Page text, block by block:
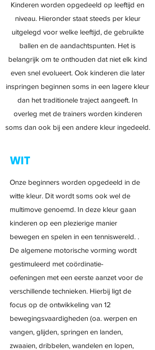
Kinderen worden opgedeeld op leeftijd en
niveau. Hieronder staat steeds per kleur
uitgelegd voor welke leeftijd, de gebruikte
ballen en de aandachtspunten. Het is
belangrijk om te onthouden dat niet elk kind
even snel evolueert. Ook kinderen die later
inspringen beginnen soms in een lagere kleur
dan het traditionele traject aangeeft. In
overleg met de trainers worden kinderen
soms dan ook bij een andere kleur ingedeeld.
WIT
Onze beginners worden opgedeeld in de
witte kleur. Dit wordt soms ook wel de
multimove genoemd. In deze kleur gaan
kinderen op een plezierige manier
bewegen en spelen in een tenniswereld. .
De algemene motorische vorming wordt
gestimuleerd met coördinatie-
oefeningen met een eerste aanzet voor de
verschillende technieken. Hierbij ligt de
focus op de ontwikkeling van 12
bewegingsvaardigheden (oa. werpen en
vangen, glijden, springen en landen,
zwaaien, dribbelen, wandelen en lopen,